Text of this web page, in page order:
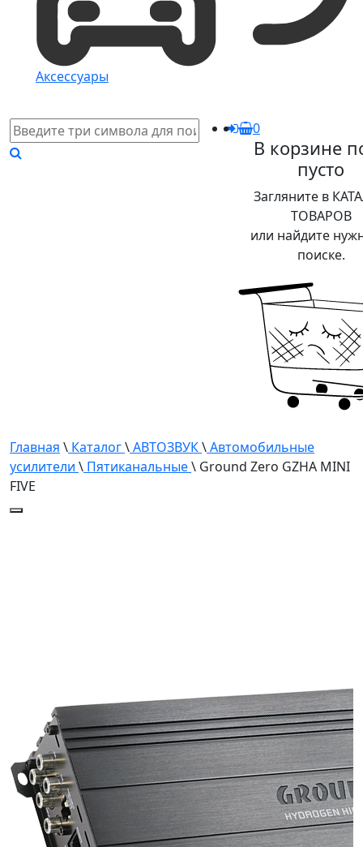
Аксессуары
0
В корзине
пусто
Загляните в
ТОВАРОВ
или найдите
поиске.
Главная \ Каталог\АВТОЗВУК\Автомобильные
усилители \ Пятиканальные\ Ground Zero GZHA MINI
FIVE